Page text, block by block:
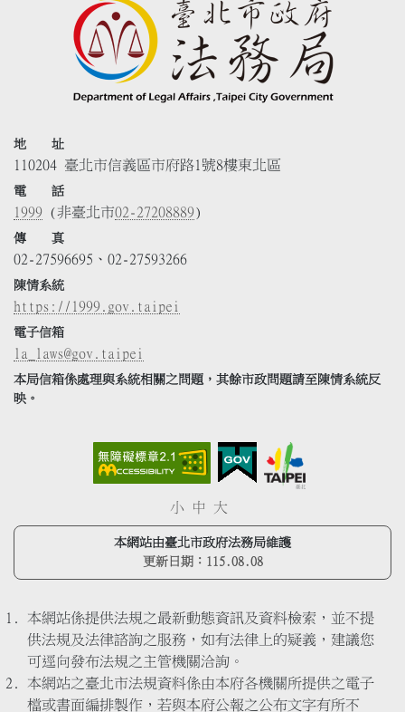
地 址
110204 臺北市信義區市府路1號8樓東北區
電 話
1999 (非臺北市02-27208889)
傳 真
02-27596695、02-27593266
陳情系統
https://1999.gov.taipei
電子信箱
la_laws@gov.taipei
本局信箱係處理與系統相關之問題，其餘市政問題請至陳情系統反
映。
小 中 大
本網站由臺北市政府法務局維護
更新日期： 115.08.08
本網站係提供法規之最新動態資訊及資料檢索，並不提
供法規及法律諮詢之服務，如有法律上的疑義，建議您
可逕向發布法規之主管機關洽詢。
本網站之臺北市法規資料係由本府各機關所提供之電子
檔或書面編排製作，若與本府公報之公布文字有所不